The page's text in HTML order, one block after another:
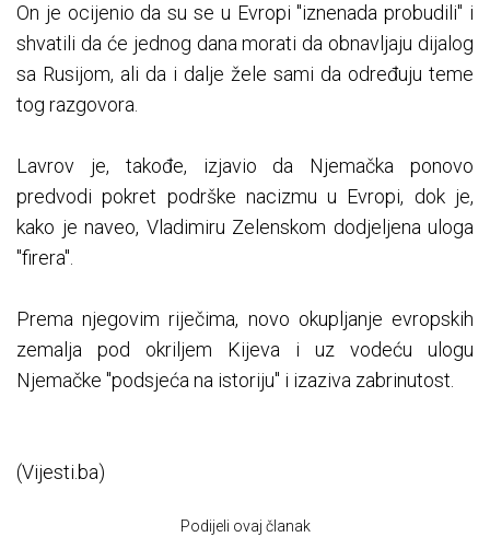
On je ocijenio da su se u Evropi "iznenada probudili" i
shvatili da će jednog dana morati da obnavljaju dijalog
sa Rusijom, ali da i dalje žele sami da određuju teme
tog razgovora.
Lavrov je, takođe, izjavio da Njemačka ponovo
predvodi pokret podrške nacizmu u Evropi, dok je,
kako je naveo, Vladimiru Zelenskom dodjeljena uloga
"firera".
Prema njegovim riječima, novo okupljanje evropskih
zemalja pod okriljem Kijeva i uz vodeću ulogu
Njemačke "podsjeća na istoriju" i izaziva zabrinutost.
(Vijesti.ba)
Podijeli ovaj članak